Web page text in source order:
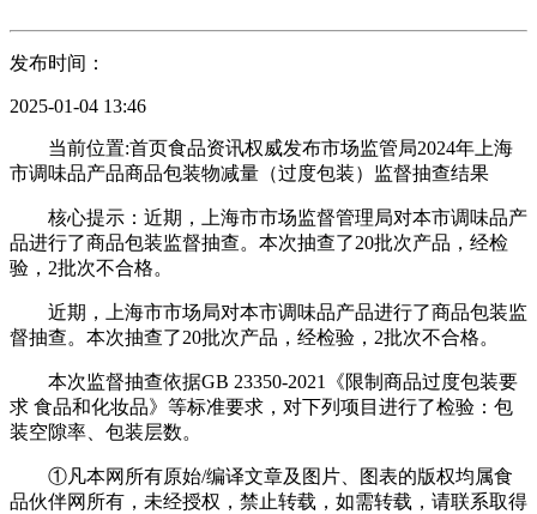
发布时间：
2025-01-04 13:46
当前位置:首页食品资讯权威发布市场监管局2024年上海
市调味品产品商品包装物减量（过度包装）监督抽查结果
核心提示：近期，上海市市场监督管理局对本市调味品产
品进行了商品包装监督抽查。本次抽查了20批次产品，经检
验，2批次不合格。
近期，上海市市场局对本市调味品产品进行了商品包装监
督抽查。本次抽查了20批次产品，经检验，2批次不合格。
本次监督抽查依据GB 23350-2021《限制商品过度包装要
求 食品和化妆品》等标准要求，对下列项目进行了检验：包
装空隙率、包装层数。
①凡本网所有原始/编译文章及图片、图表的版权均属食
品伙伴网所有，未经授权，禁止转载，如需转载，请联系取得